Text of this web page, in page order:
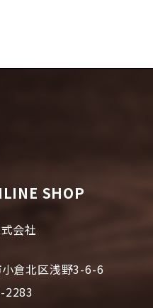
SHOP
会社
倉北区浅野3-6-6
2283